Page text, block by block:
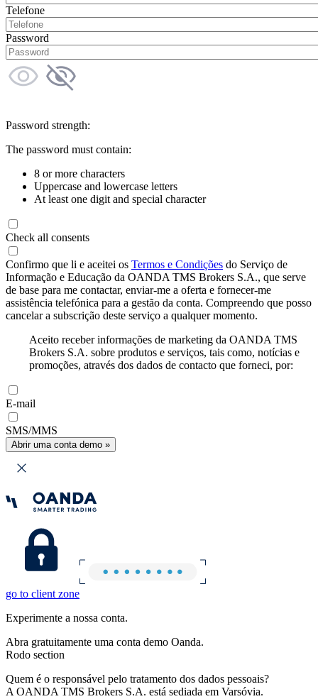
Telefone
Password
Password strength:
The password must contain:
8 or more characters
Uppercase and lowercase letters
At least one digit and special character
Check all consents
Confirmo que li e aceitei os Termos e Condições do Serviço de
Informação e Educação da OANDA TMS Brokers S.A., que serve
de base para me contactar, enviar-me a oferta e fornecer-me
assistência telefónica para a gestão da conta. Compreendo que posso
cancelar a subscrição deste serviço a qualquer momento.
Aceito receber informações de marketing da OANDA TMS
Brokers S.A. sobre produtos e serviços, tais como, notícias e
promoções, através dos dados de contacto que forneci, por:
E-mail
SMS/MMS
Abrir uma conta demo »
go to client zone
Experimente a nossa conta.
Abra gratuitamente uma conta demo Oanda.
Rodo section
Quem é o responsável pelo tratamento dos dados pessoais?
A OANDA TMS Brokers S.A. está sediada em Varsóvia.